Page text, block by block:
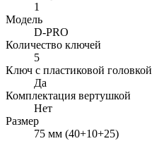
1
Модель
D-PRO
Количество ключей
5
Ключ с пластиковой головкой
Да
Комплектация вертушкой
Нет
Размер
75 мм (40+10+25)